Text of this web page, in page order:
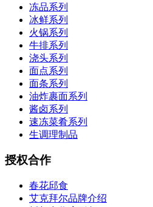
冻品系列
冰鲜系列
火锅系列
牛排系列
浇头系列
面点系列
面条系列
油炸裹面系列
酱卤系列
速冻菜肴系列
生调理制品
授权合作
春花邱食
艾克拜尔品牌介绍